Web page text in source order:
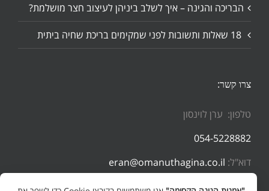
הבריכה והגינה – איך לשלב ביניהן לעיצוב חצר מושלמת?
צרו קשר:
טלפון: ערן לוינסון
054-5228882
דוא"ל: eran@omanuthagina.co.il